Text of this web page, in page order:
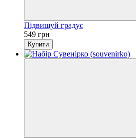
Підвищуй градус
549 грн
Купити